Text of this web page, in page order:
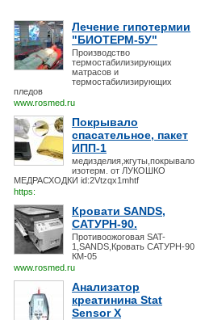
Лечение гипотермии
"БИОТЕРМ-5У"
Производство
термостабилизирующих
матрасов и
термостабилизирующих
пледов
www.rosmed.ru
Покрывало
спасательное, пакет
ИПП-1
медизделия,жгуты,покрывало
изотерм. от ЛУКОШКО
МЕДРАСХОДКИ id:2Vtzqx1mhtf
https:
Кровати SANDS,
САТУРН-90.
Противоожоговая SAT-
1,SANDS,Кровать САТУРН-90
КМ-05
www.rosmed.ru
Анализатор
креатинина Stat
Sensor X